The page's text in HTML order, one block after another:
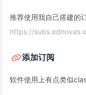
推荐使用我自己搭建的
https://
添加订阅
软件使用上有点类似